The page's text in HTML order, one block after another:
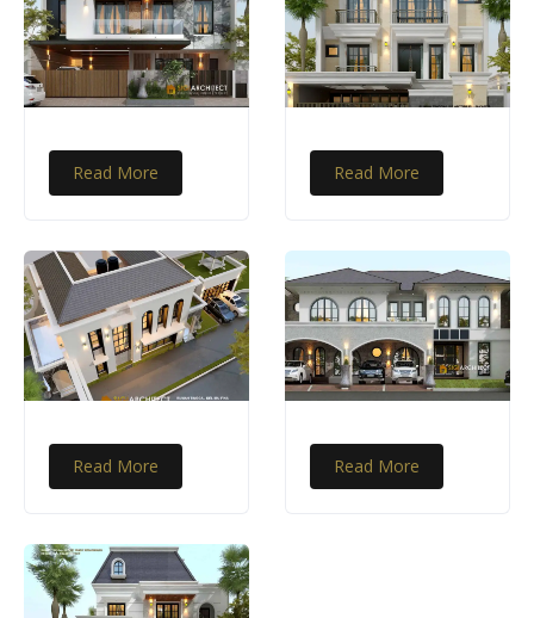
Read More Read More
Read More Read More